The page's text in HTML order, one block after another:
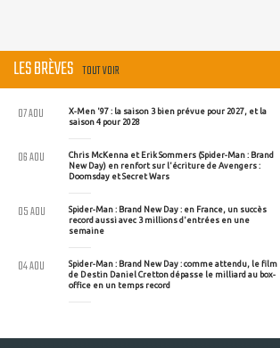
LES BRÈVES TOUT VOIR
X-Men '97 : la saison 3 bien prévue pour 2027, et la
saison 4 pour 2028
07 AOU
Chris McKenna et Erik Sommers (Spider-Man : Brand
New Day) en renfort sur l'écriture de Avengers :
Doomsday et Secret Wars
06 AOU
Spider-Man : Brand New Day : en France, un succès
record aussi avec 3 millions d'entrées en une
semaine
05 AOU
Spider-Man : Brand New Day : comme attendu, le film
de Destin Daniel Cretton dépasse le milliard au box-
office en un temps record
04 AOU